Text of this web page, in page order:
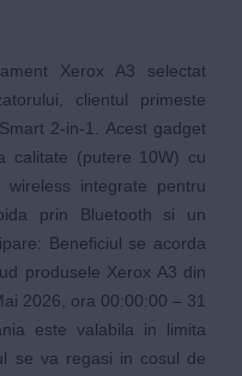
Xerox A3 selectat
clientul primeste
2-in-1. Acest gadget
calitate (putere 10W) cu
integrate pentru
prin Bluetooth si un
Beneficiul se acorda
produsele Xerox A3 din
2026, ora 00:00:00 – 31
este valabila in limita
se va regasi in cosul de